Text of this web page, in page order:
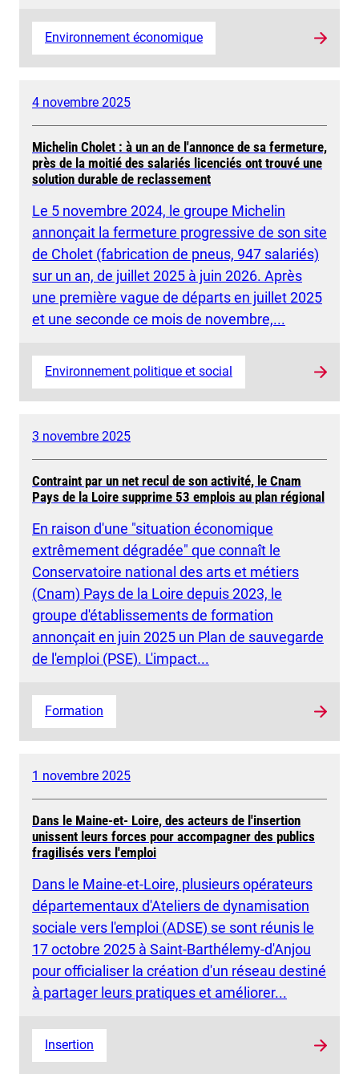
Environnement économique
4 novembre 2025
Michelin Cholet : à un an de l'annonce de sa fermeture,
près de la moitié des salariés licenciés ont trouvé une
solution durable de reclassement
Le 5 novembre 2024, le groupe Michelin
annonçait la fermeture progressive de son site
de Cholet (fabrication de pneus, 947 salariés)
sur un an, de juillet 2025 à juin 2026. Après
une première vague de départs en juillet 2025
et une seconde ce mois de novembre,...
Environnement politique et social
3 novembre 2025
Contraint par un net recul de son activité, le Cnam
Pays de la Loire supprime 53 emplois au plan régional
En raison d'une "situation économique
extrêmement dégradée" que connaît le
Conservatoire national des arts et métiers
(Cnam) Pays de la Loire depuis 2023, le
groupe d'établissements de formation
annonçait en juin 2025 un Plan de sauvegarde
de l'emploi (PSE). L'impact...
Formation
1 novembre 2025
Dans le Maine-et- Loire, des acteurs de l'insertion
unissent leurs forces pour accompagner des publics
fragilisés vers l'emploi
Dans le Maine-et-Loire, plusieurs opérateurs
départementaux d'Ateliers de dynamisation
sociale vers l'emploi (ADSE) se sont réunis le
17 octobre 2025 à Saint-Barthélemy-d'Anjou
pour officialiser la création d'un réseau destiné
à partager leurs pratiques et améliorer...
Insertion